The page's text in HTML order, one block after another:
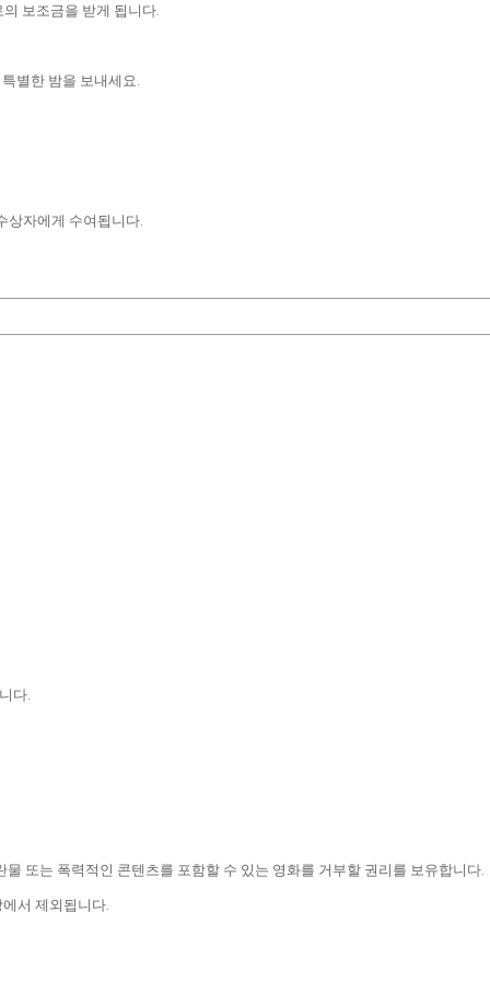
보조금을 받게 됩니다.
별한 밤을 보내세요.
상자에게 수여됩니다.
다.
또는 폭력적인 콘텐츠를 포함할 수 있는 영화를 거부할 권리를 보유합니다.
서 제외됩니다.